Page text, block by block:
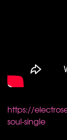
https://
soul-single